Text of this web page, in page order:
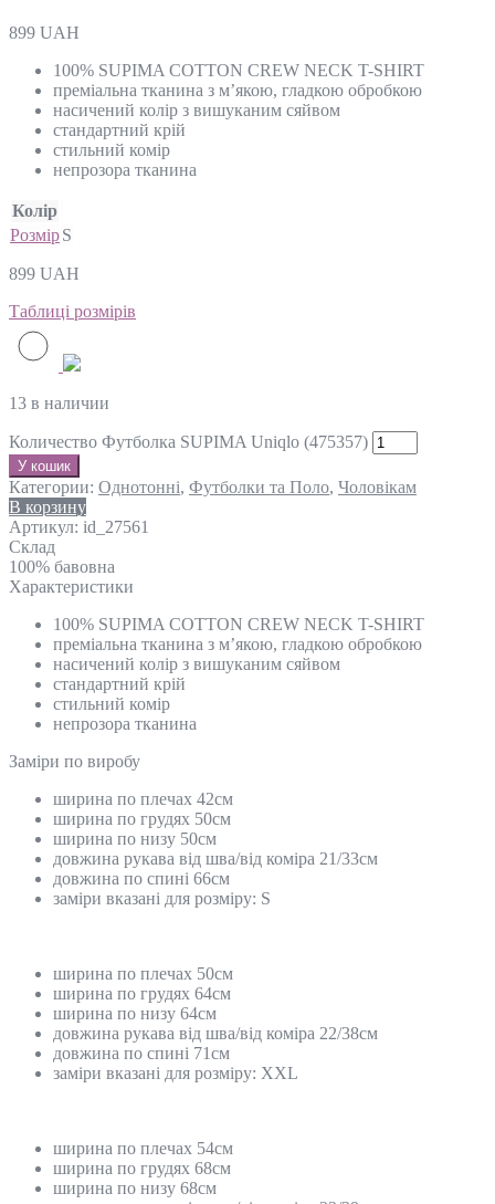
899 UAH
100% SUPIMA COTTON CREW NECK T-SHIRT
преміальна тканина з м’якою, гладкою обробкою
насичений колір з вишуканим сяйвом
стандартний крій
стильний комір
непрозора тканина
Колір
РозмірS
899 UAH
Таблиці розмірів
13 в наличии
Количество Футболка SUPIMA Uniqlo (475357)
У кошик
Категории: Однотонні, Футболки та Поло, Чоловікам
В корзину
Артикул: id_27561
Склад
100% бавовна
Характеристики
100% SUPIMA COTTON CREW NECK T-SHIRT
преміальна тканина з м’якою, гладкою обробкою
насичений колір з вишуканим сяйвом
стандартний крій
стильний комір
непрозора тканина
Замiри по виробу
ширина по плечах 42см
ширина по грудях 50см
ширина по низу 50см
довжина рукава від шва/від коміра 21/33см
довжина по спині 66см
заміри вказані для розміру: S
ширина по плечах 50см
ширина по грудях 64см
ширина по низу 64см
довжина рукава від шва/від коміра 22/38см
довжина по спині 71см
заміри вказані для розміру: XXL
ширина по плечах 54см
ширина по грудях 68см
ширина по низу 68см